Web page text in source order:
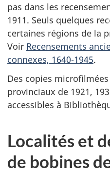
pas dans les
1911. Seuls quelques
certaines régions de la
Voir Recensements
connexes, 1640-1945.
Des copies
provinciaux de 1921,
accessibles à
Localités et
de bobines